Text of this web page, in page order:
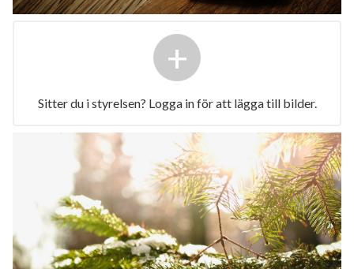
+
Sitter du i styrelsen? Logga in för att lägga till bilder.